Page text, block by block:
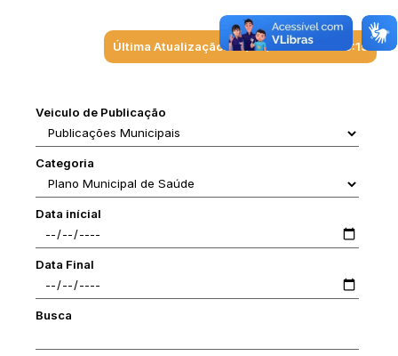
Última Atualização: 06/08/2026 às 11:56:15
Veiculo de Publicação
Categoria
Data inícial
Data Final
Busca